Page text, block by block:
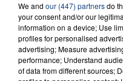
23 juillet 2026
INCENDIE MORTEL
SON BÉBÉ ENTRE
Un homme s'est
We and our (447) partnersdo
your consent and/or our
information on a device; Use
profiles for personalised
advertising; Measure
performance; Understand
of data from different sources;